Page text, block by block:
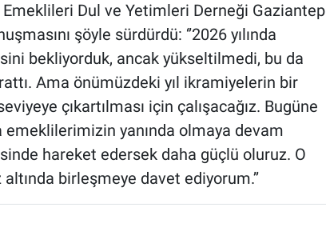
Dul ve Yetimleri Derneği Gaziantep
şöyle sürdürdü: ‘’2026 yılında
bekliyorduk, ancak yükseltilmedi, bu da
Ama önümüzdeki yıl ikramiyelerin bir
çıkartılması için çalışacağız. Bugüne
yanında olmaya devam
hareket edersek daha güçlü oluruz. O
birleşmeye davet ediyorum.’’